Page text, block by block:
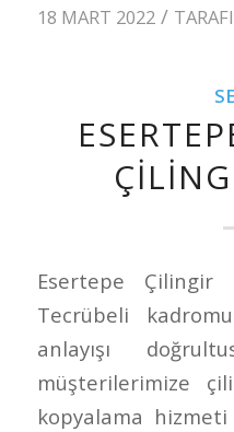
18 MART 2022 /
Esertepe Çilingir
Tecrübeli
anlayışı
müşterilerimize
kopyalama hizmeti